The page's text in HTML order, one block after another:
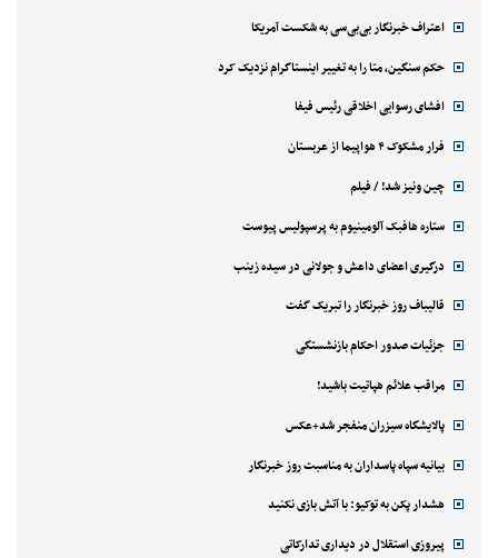
اعتراف خبرنگار بی‌بی‌سی به شکست آمریکا
حکم سنگین، متا را به تغییر اینستاگرام نزدیک کرد
افشای رسوایی اخلاقی رئیس فیفا
فرار مشکوک ۴ هواپیما از عربستان
چین ونیز شد! / فیلم
ستاره هافبک آلومینیوم به پرسپولیس پیوست
درگیری اعضای داعش و جولانی در سیده زینب
قالیباف روز خبرنگار را تبریک گفت
جزئیات صدور احکام بازنشستگی
مراقب علائم هپاتیت باشید!
پالایشگاه سیزران منفجر شد+عکس
بیانیه سپاه پاسداران به مناسبت روز خبرنگار
هشدار پکن به توکیو: با آتش بازی نکنید
پیروزی استقلال در دیداری تدارکاتی